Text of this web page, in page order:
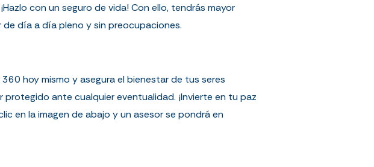
con un seguro de vida! Con ello, tendrás mayor
día a día pleno y sin preocupaciones.
hoy mismo y asegura el bienestar de tus seres
ante cualquier eventualidad. ¡Invierte en tu paz
en la imagen de abajo y un asesor se pondrá en